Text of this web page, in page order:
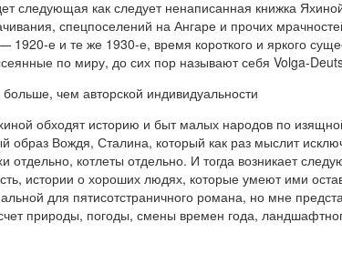
следующая как следует ненаписанная книжка
спецпоселений на Ангаре и прочих
е и те же 1930-е, время короткого и яркого
по миру, до сих пор называют себя Volga-
чем авторской индивидуальности
обходят историю и быт малых народов по
Вождя, Сталина, который как раз мыслит
отдельно, котлеты отдельно. И тогда возникает
истории о хороших людях, которые умеют ими
для пятисотстраничного романа, но мне
природы, погоды, смены времен года,